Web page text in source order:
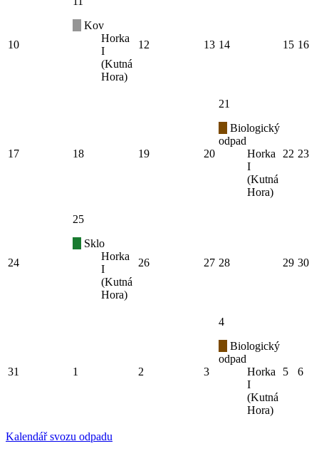
10
Kov
Horka
I
(Kutná
Hora)
12 13 14 15 16
17 18 19 20
21
Biologický
odpad
Horka
I
(Kutná
Hora)
22 23
24
25
Sklo
Horka
I
(Kutná
Hora)
26 27 28 29 30
31 1 2 3
4
Biologický
odpad
Horka
I
(Kutná
Hora)
5 6
Kalendář svozu odpadu